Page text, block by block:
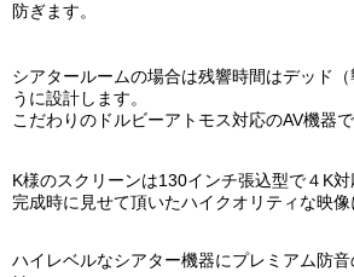
防ぎます。
シアタールームの場合は残響時間はデッド（
うに設計します。
こだわりのドルビーアトモス対応のAV機器で
K様のスクリーンは130インチ張込型で４K対
完成時に見せて頂いたハイクオリティな映像
ハイレベルなシアター機器にプレミアム防